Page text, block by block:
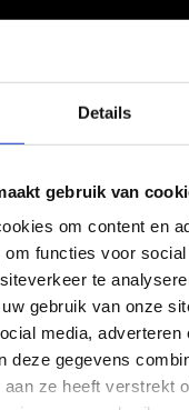
Details
gebruik van
om content en
om functies voor
te
gebruik van onze
media, adverteren
deze gegevens
aan ze heeft verstrekt